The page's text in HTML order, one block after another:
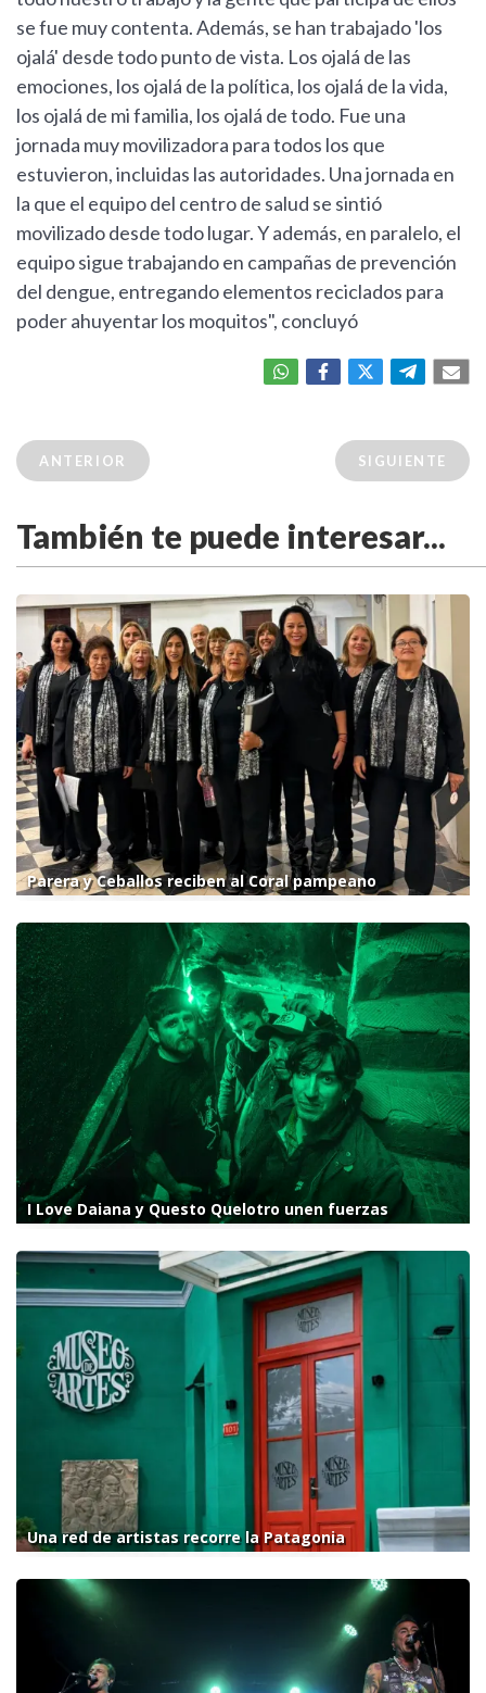
se fue muy contenta. Además, se han trabajado 'los
ojalá' desde todo punto de vista. Los ojalá de las
emociones, los ojalá de la política, los ojalá de la vida,
los ojalá de mi familia, los ojalá de todo. Fue una
jornada muy movilizadora para todos los que
estuvieron, incluidas las autoridades. Una jornada en
la que el equipo del centro de salud se sintió
movilizado desde todo lugar. Y además, en paralelo, el
equipo sigue trabajando en campañas de prevención
del dengue, entregando elementos reciclados para
poder ahuyentar los moquitos", concluyó
ANTERIOR SIGUIENTE
También te puede interesar...
Parera y Ceballos reciben al Coral pampeano
I Love Daiana y Questo Quelotro unen fuerzas
Una red de artistas recorre la Patagonia